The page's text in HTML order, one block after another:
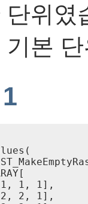
단위
기본
1, 1],
2, 1],